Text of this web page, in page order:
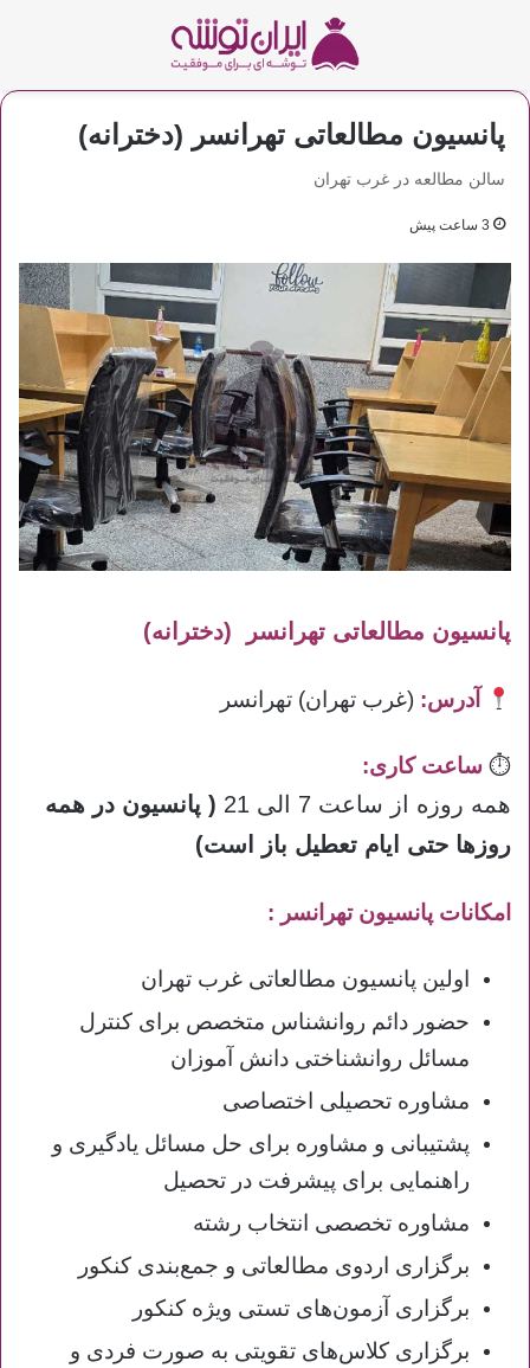
پانسیون مطالعاتی تهرانسر (دخترانه)
سالن مطالعه در غرب تهران
3 ساعت پیش
پانسیون مطالعاتی تهرانسر (دخترانه)
آدرس: (غرب تهران) تهرانسر
⏱ ساعت کاری:
همه روزه از ساعت 7 الی 21
( پانسیون در همه
روزها حتی ایام تعطیل باز است)
امکانات پانسیون تهرانسر :
اولین پانسیون مطالعاتی غرب تهران
حضور دائم روانشناس متخصص برای کنترل
مسائل روانشناختی دانش آموزان
مشاوره تحصیلی اختصاصی
پشتیبانی و مشاوره برای حل مسائل یادگیری و
راهنمایی برای پیشرفت در تحصیل
مشاوره تخصصی انتخاب رشته
برگزاری اردوی مطالعاتی و جمع‌بندی کنکور
برگزاری آزمون‌های تستی ویژه کنکور
برگزاری کلاس‌های تقویتی به صورت فردی و